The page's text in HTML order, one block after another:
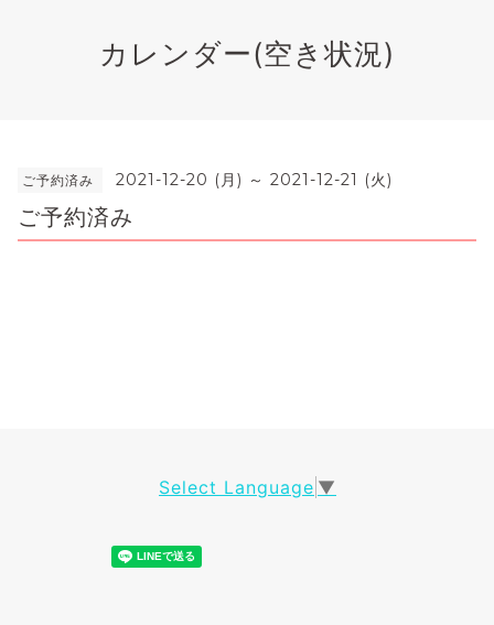
カレンダー(空き状況)
ご予約済み 2021-12-20 (月) ～ 2021-12-21 (火)
ご予約済み
Select Language ▼